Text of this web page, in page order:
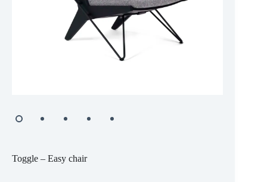
Toggle – Easy chair